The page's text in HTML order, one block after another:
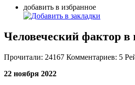
добавить в избранное
Человеческий фактор
Прочитали: 24167 Комментариев: 5
22 ноября 2022